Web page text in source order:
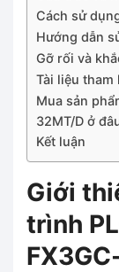
Cách sử
Hướng dẫn
Gỡ rối và
Tài liệu
Mua sản
32MT/D ở
Kết luận
Giới
trình